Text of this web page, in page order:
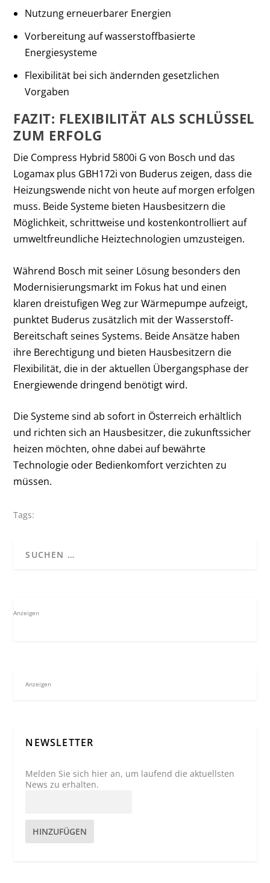
Nutzung erneuerbarer Energien
Vorbereitung auf wasserstoffbasierte
Energiesysteme
Flexibilität bei sich ändernden gesetzlichen
Vorgaben
FAZIT: FLEXIBILITÄT ALS SCHLÜSSEL
ZUM ERFOLG
Die Compress Hybrid 5800i G von Bosch und das
Logamax plus GBH172i von Buderus zeigen, dass die
Heizungswende nicht von heute auf morgen erfolgen
muss. Beide Systeme bieten Hausbesitzern die
Möglichkeit, schrittweise und kostenkontrolliert auf
umweltfreundliche Heiztechnologien umzusteigen.
Während Bosch mit seiner Lösung besonders den
Modernisierungsmarkt im Fokus hat und einen
klaren dreistufigen Weg zur Wärmepumpe aufzeigt,
punktet Buderus zusätzlich mit der Wasserstoff-
Bereitschaft seines Systems. Beide Ansätze haben
ihre Berechtigung und bieten Hausbesitzern die
Flexibilität, die in der aktuellen Übergangsphase der
Energiewende dringend benötigt wird.
Die Systeme sind ab sofort in Österreich erhältlich
und richten sich an Hausbesitzer, die zukunftssicher
heizen möchten, ohne dabei auf bewährte
Technologie oder Bedienkomfort verzichten zu
müssen.
Tags:
Anzeigen
Anzeigen
NEWSLETTER
Melden Sie sich hier an, um laufend die aktuellsten
News zu erhalten.
HINZUFÜGEN